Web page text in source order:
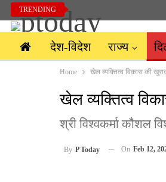
TRENDING
देश-विदेश राज्य
Home खेल व्यक्तित्व विकास की
खेल व्यक्तित्व
श्री विश्वकर्मा कौशल
By P Today On Feb 12,